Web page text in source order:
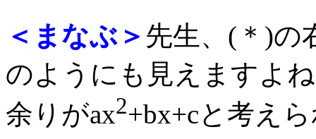
＜まなぶ＞ 先生、(＊)の
のようにも見えますよ
余りがax2+bx+cと考え